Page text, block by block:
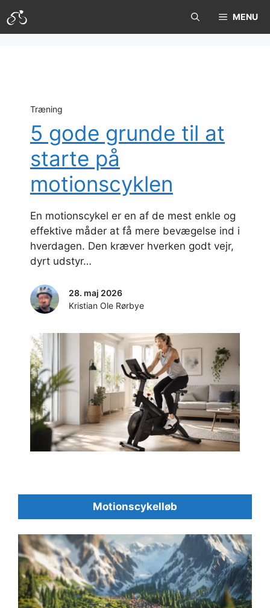
til
indhold
MENU
Træning
5 gode grunde til at
starte på
motionscyklen
En motionscykel er en af de mest enkle og
effektive måder at få mere bevægelse ind i
hverdagen. Den kræver hverken godt vejr,
dyrt udstyr…
28. maj 2026
Kristian Ole Rørbye
Motionscykelløb